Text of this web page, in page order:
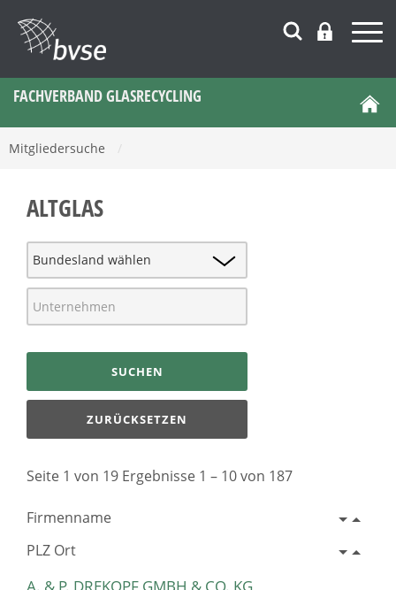
FACHVERBAND GLASRECYCLING
Mitgliedersuche
ALTGLAS
SUCHEN
ZURÜCKSETZEN
Seite 1 von 19 Ergebnisse 1 – 10 von 187
Firmenname
PLZ Ort